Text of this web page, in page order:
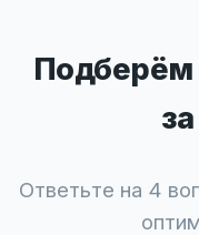
Ответьте на 4